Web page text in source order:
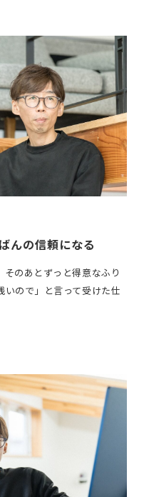
んの信頼になる
そのあとずっと得意なふり
いので」と言って受けた仕